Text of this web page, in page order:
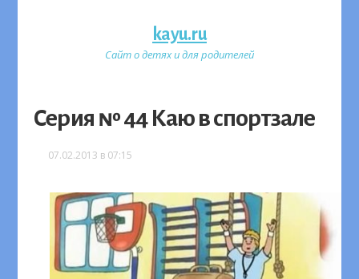
kayu.ru
Сайт о детях и для родителей
Серия № 44 Каю в спортзале
07.02.2013 в 07:15